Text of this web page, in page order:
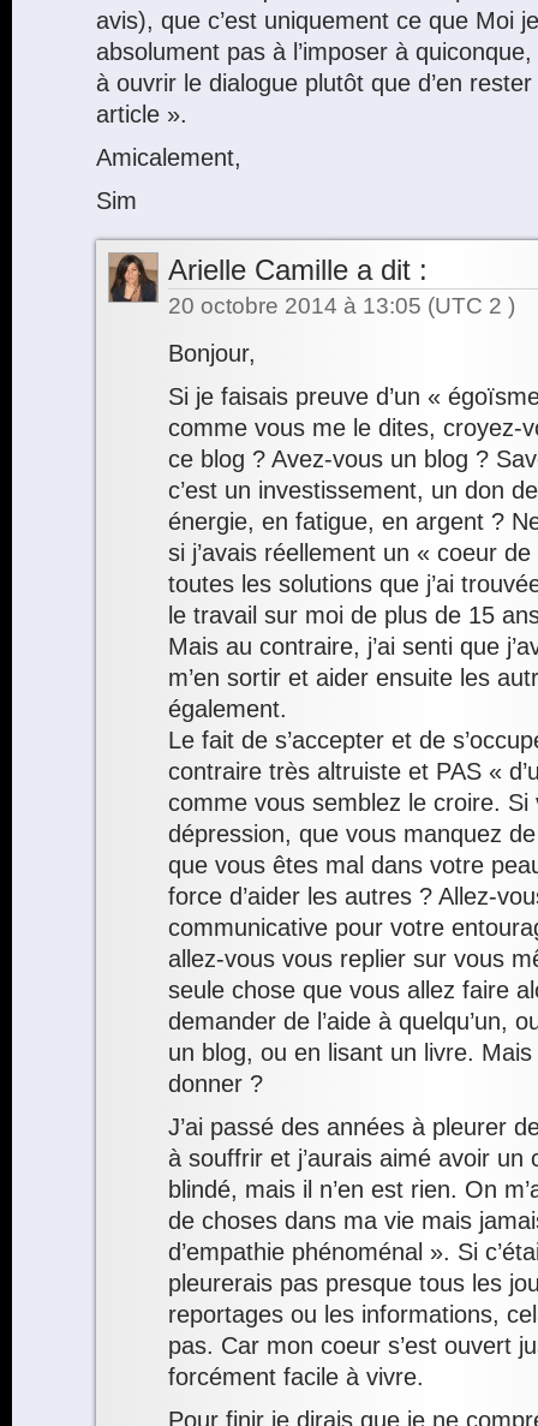
avis), que c’est uniquement ce que Moi
absolument pas à l’imposer à
à ouvrir le dialogue plutôt que d’en
article ».
Amicalement,
Sim
Arielle Camille a dit :
20 octobre 2014 à 13:05 (UTC 2 )
Bonjour,
Si je faisais preuve d’un «
comme vous me le dites, croyez-
ce blog ? Avez-vous un blog ?
c’est un investissement, un don
énergie, en fatigue, en argent ?
si j’avais réellement un « coeur
toutes les solutions que j’ai
le travail sur moi de plus de 15
Mais au contraire, j’ai senti que
m’en sortir et aider ensuite les
également.
Le fait de s’accepter et de
contraire très altruiste et PAS «
comme vous semblez le croire. Si
dépression, que vous manquez
que vous êtes mal dans votre
force d’aider les autres ? Allez-
communicative pour votre
allez-vous vous replier sur vous
seule chose que vous allez faire
demander de l’aide à quelqu’un,
un blog, ou en lisant un livre.
donner ?
J’ai passé des années à pleurer
à souffrir et j’aurais aimé avoir un
blindé, mais il n’en est rien. On
de choses dans ma vie mais
d’empathie phénoménal ». Si
pleurerais pas presque tous les
reportages ou les informations,
pas. Car mon coeur s’est ouvert
forcément facile à vivre.
Pour finir je dirais que je ne